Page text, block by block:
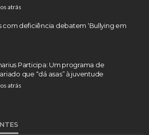
atrás
com deficiência debatem ‘Bullying em
Participa: Um programa de
que “dá asas” à juventude
atrás